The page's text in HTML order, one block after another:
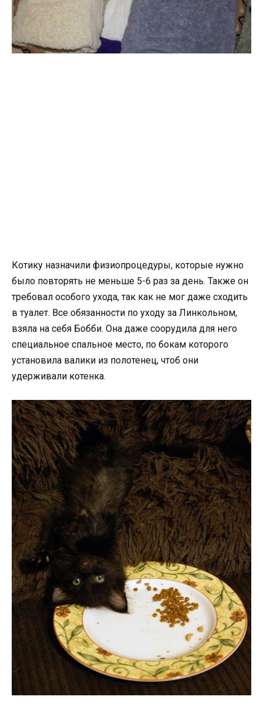
Котику назначили физиопроцедуры, которые нужно
было повторять не меньше 5-6 раз за день. Также он
требовал особого ухода, так как не мог даже сходить
в туалет. Все обязанности по уходу за Линкольном,
взяла на себя Бобби. Она даже соорудила для него
специальное спальное место, по бокам которого
установила валики из полотенец, чтоб они
удерживали котенка.